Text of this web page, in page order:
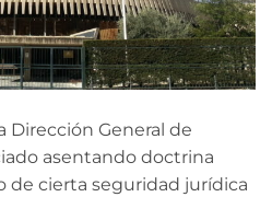
Dirección General de
asentando doctrina
de cierta seguridad jurídica